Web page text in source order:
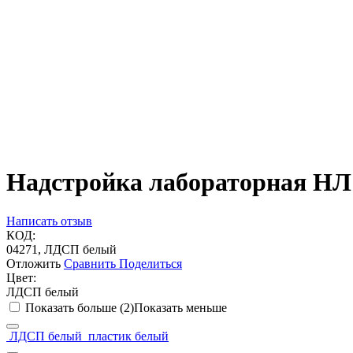
Надстройка лабораторная
Написать отзыв
КОД:
04271, ЛДСП белый
Отложить Сравнить Поделиться
Цвет:
ЛДСП белый
Показать больше (2)Показать меньше
ЛДСП белый пластик белый